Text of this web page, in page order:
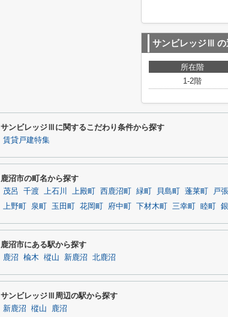
サンビレッジⅢ の
所在階
1-2階
サンビレッジⅢに関するこだわり条件から探す
賃貸戸建特集
鹿沼市の町名から探す
茂呂 千渡 上石川 上殿町 西鹿沼町 緑町 貝島町 蓬莱町 戸張
上野町
泉町 玉田町 花岡町 府中町 下材木町 三幸町 睦町
鹿沼市にある駅から探す
鹿沼 楡木 樅山 新鹿沼 北鹿沼
サンビレッジⅢ周辺の駅から探す
新鹿沼 樅山 鹿沼